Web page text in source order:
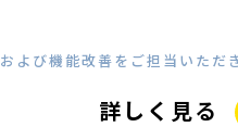
よび機能改善をご担当いただ
詳しく見る